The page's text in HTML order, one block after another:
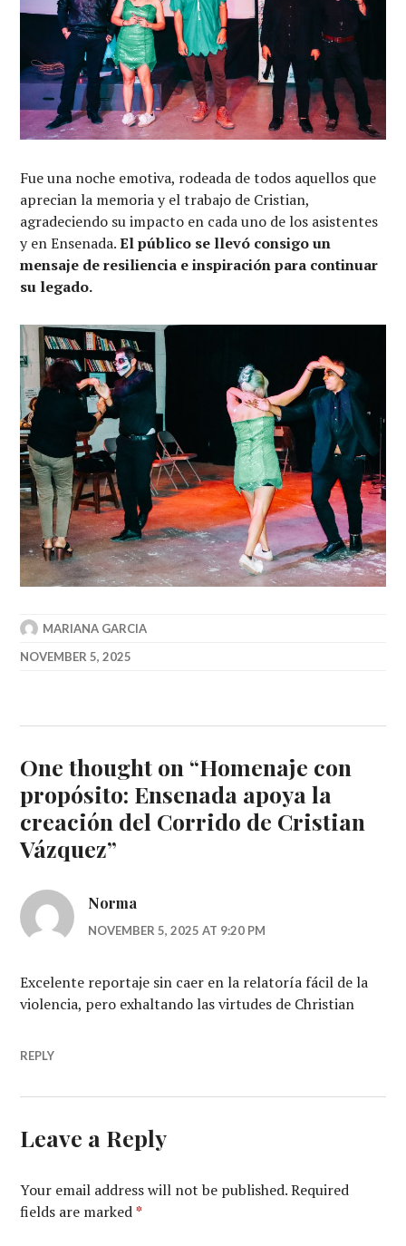
Fue una noche emotiva, rodeada de todos aquellos que
aprecian la memoria y el trabajo de Cristian,
agradeciendo su impacto en cada uno de los asistentes
y en Ensenada.El público se llevó consigo un
mensaje de resiliencia e inspiración para continuar
su legado.
MARIANA GARCIA
NOVEMBER 5, 2025
One thought on “Homenaje con
propósito: Ensenada apoya la
creación del Corrido de Cristian
Vázquez”
Norma
NOVEMBER 5, 2025 AT 9:20 PM
Excelente reportaje sin caer en la relatoría fácil de la
violencia, pero exhaltando las virtudes de Christian
REPLY
Leave a Reply
Your email address will not be published. Required
fields are marked*